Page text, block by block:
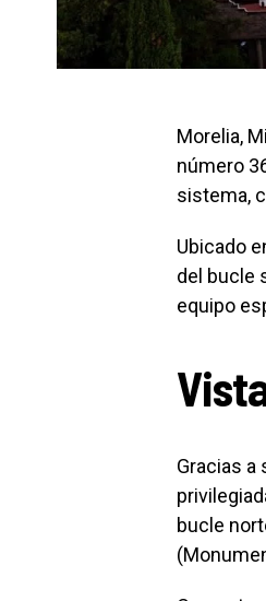
Morelia,
número
sistema,
Ubicado
del bucle
equipo
Gracias a
bucle